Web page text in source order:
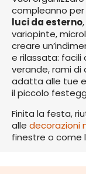
compleanno
luci da esterno
variopinte,
creare
e rilassata: facili
verande, rami di
adatta alle tue
il piccolo
Finita la festa,
alle decorazioni
finestre o come